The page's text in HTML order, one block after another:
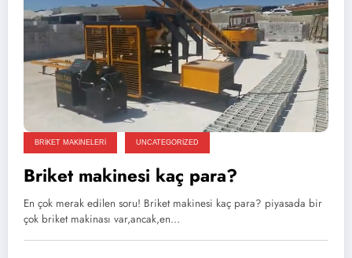
BRIKET MAKINELERI UNCATEGORIZED
Briket makinesi kaç para?
En çok merak edilen soru! Briket makinesi kaç para? piyasada bir
çok briket makinası var,ancak,en…